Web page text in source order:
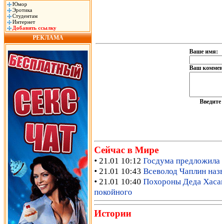
Юмор
Эротика
Студентам
Интернет
Добавить ссылку
РЕКЛАМА
Ваше имя:
Ваш
Сейчас в Мире
• 21.01 10:12 Госдума предложила
• 21.01 10:43 Всеволод Чаплин
• 21.01 10:40 Похороны Деда
покойного
Истории